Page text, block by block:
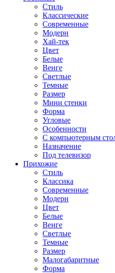
Стиль
Классические
Современные
Модерн
Хай-тек
Цвет
Белые
Венге
Светлые
Темные
Размер
Мини стенки
Форма
Угловые
Особенности
С компьютерным
Назначение
Под телевизор
Прихожие
Стиль
Классика
Современные
Модерн
Цвет
Белые
Венге
Светлые
Темные
Размер
Малогабаритные
Форма